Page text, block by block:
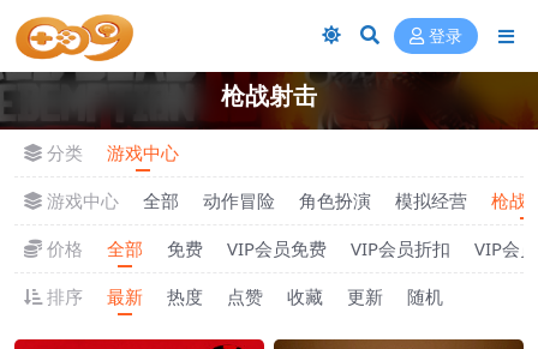
登录
枪战射击
分类
游戏中心
游戏中心
全部 动作冒险 角色扮演 模拟经营
枪战
价格
全部 免费 VIP会员免费 VIP会员折扣
VIP会
排序
最新 热度 点赞 收藏 更新 随机